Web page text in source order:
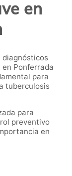
en
diagnósticos
Ponferrada
para
tuberculosis
para
preventivo
en